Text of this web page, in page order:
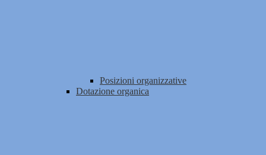
Posizioni organizzative
Dotazione organica